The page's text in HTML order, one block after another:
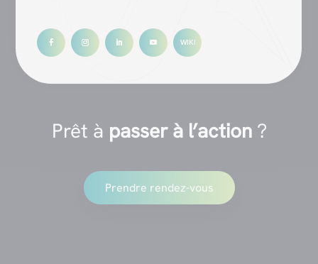
Prêt à passer à l’action?
Prendre rendez-vous